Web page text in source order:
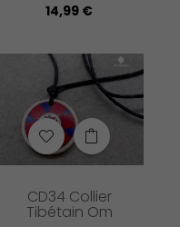
14,99 €
CD34 Collier
Tibétain Om